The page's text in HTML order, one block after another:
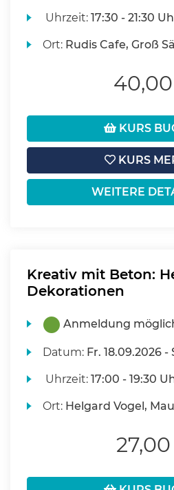
Uhrzeit:17:30 - 21:30
Ort: Rudis Cafe, Groß
KURS
KURS
WEITERE
Kreativ mit Beton:
Dekorationen
Anmeldung
Datum: Fr. 18.09.2026 -
Uhrzeit:17:00 - 19:30
Ort: Helgard Vogel,